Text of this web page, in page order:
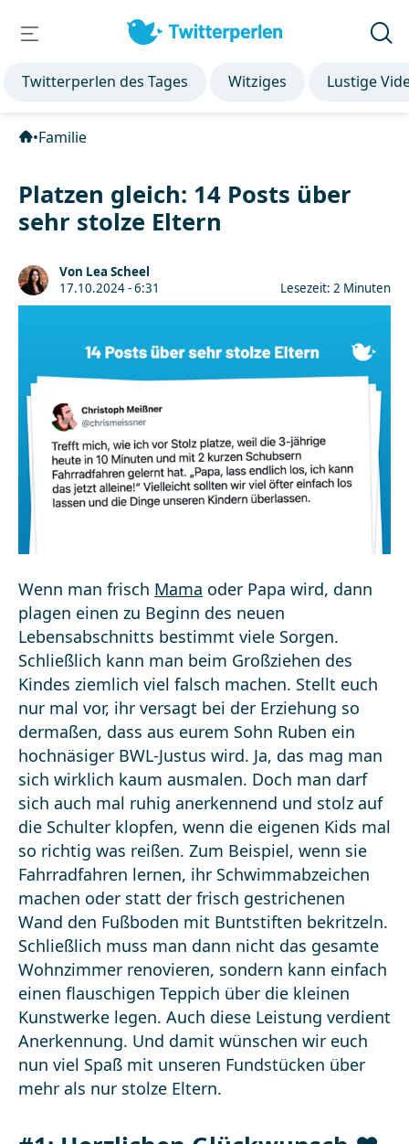
Twitterperlen des Tages Witziges Lustige
•Familie
Platzen gleich: 14 Posts über
sehr stolze Eltern
Von Lea Scheel
17.10.2024 - 6:31
Lesezeit: 2 Minuten
Wenn man frisch Mama oder Papa wird, dann
plagen einen zu Beginn des neuen
Lebensabschnitts bestimmt viele Sorgen.
Schließlich kann man beim Großziehen des
Kindes ziemlich viel falsch machen. Stellt euch
nur mal vor, ihr versagt bei der Erziehung so
dermaßen, dass aus eurem Sohn Ruben ein
hochnäsiger BWL-Justus wird. Ja, das mag man
sich wirklich kaum ausmalen. Doch man darf
sich auch mal ruhig anerkennend und stolz auf
die Schulter klopfen, wenn die eigenen Kids mal
so richtig was reißen. Zum Beispiel, wenn sie
Fahrradfahren lernen, ihr Schwimmabzeichen
machen oder statt der frisch gestrichenen
Wand den Fußboden mit Buntstiften bekritzeln.
Schließlich muss man dann nicht das gesamte
Wohnzimmer renovieren, sondern kann einfach
einen flauschigen Teppich über die kleinen
Kunstwerke legen. Auch diese Leistung verdient
Anerkennung. Und damit wünschen wir euch
nun viel Spaß mit unseren Fundstücken über
mehr als nur stolze Eltern.